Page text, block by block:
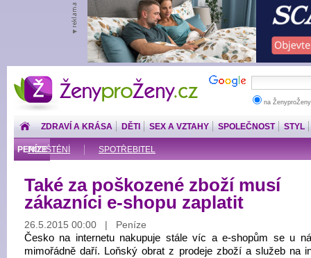
ŽenyproŽeny.cz
na
ZDRAVÍ A KRÁSA DĚTI SEX A VZTAHY SPOLEČNOST STYL
PENÍZE
POJIŠTĚNÍ SPOTŘEBITEL
Také za poškozené zboží musí
zákazníci e-shopu zaplatit
26.5.2015 00:00 | Peníze
Česko na internetu nakupuje stále víc a e-shopům se u
mimořádně daří. Loňský obrat z prodeje zboží a služeb na